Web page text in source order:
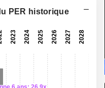
36 087 45 469
PER historique